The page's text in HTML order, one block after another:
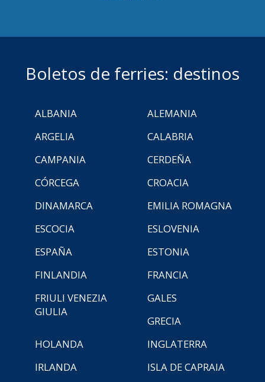
Boletos de ferries: destinos
ALBANIA
ALEMANIA
ARGELIA
CALABRIA
CAMPANIA
CERDEÑA
CÓRCEGA
CROACIA
DINAMARCA
EMILIA ROMAGNA
ESCOCIA
ESLOVENIA
ESPAÑA
ESTONIA
FINLANDIA
FRANCIA
FRIULI VENEZIA
GIULIA
GALES
GRECIA
HOLANDA
INGLATERRA
IRLANDA
ISLA DE CAPRAIA